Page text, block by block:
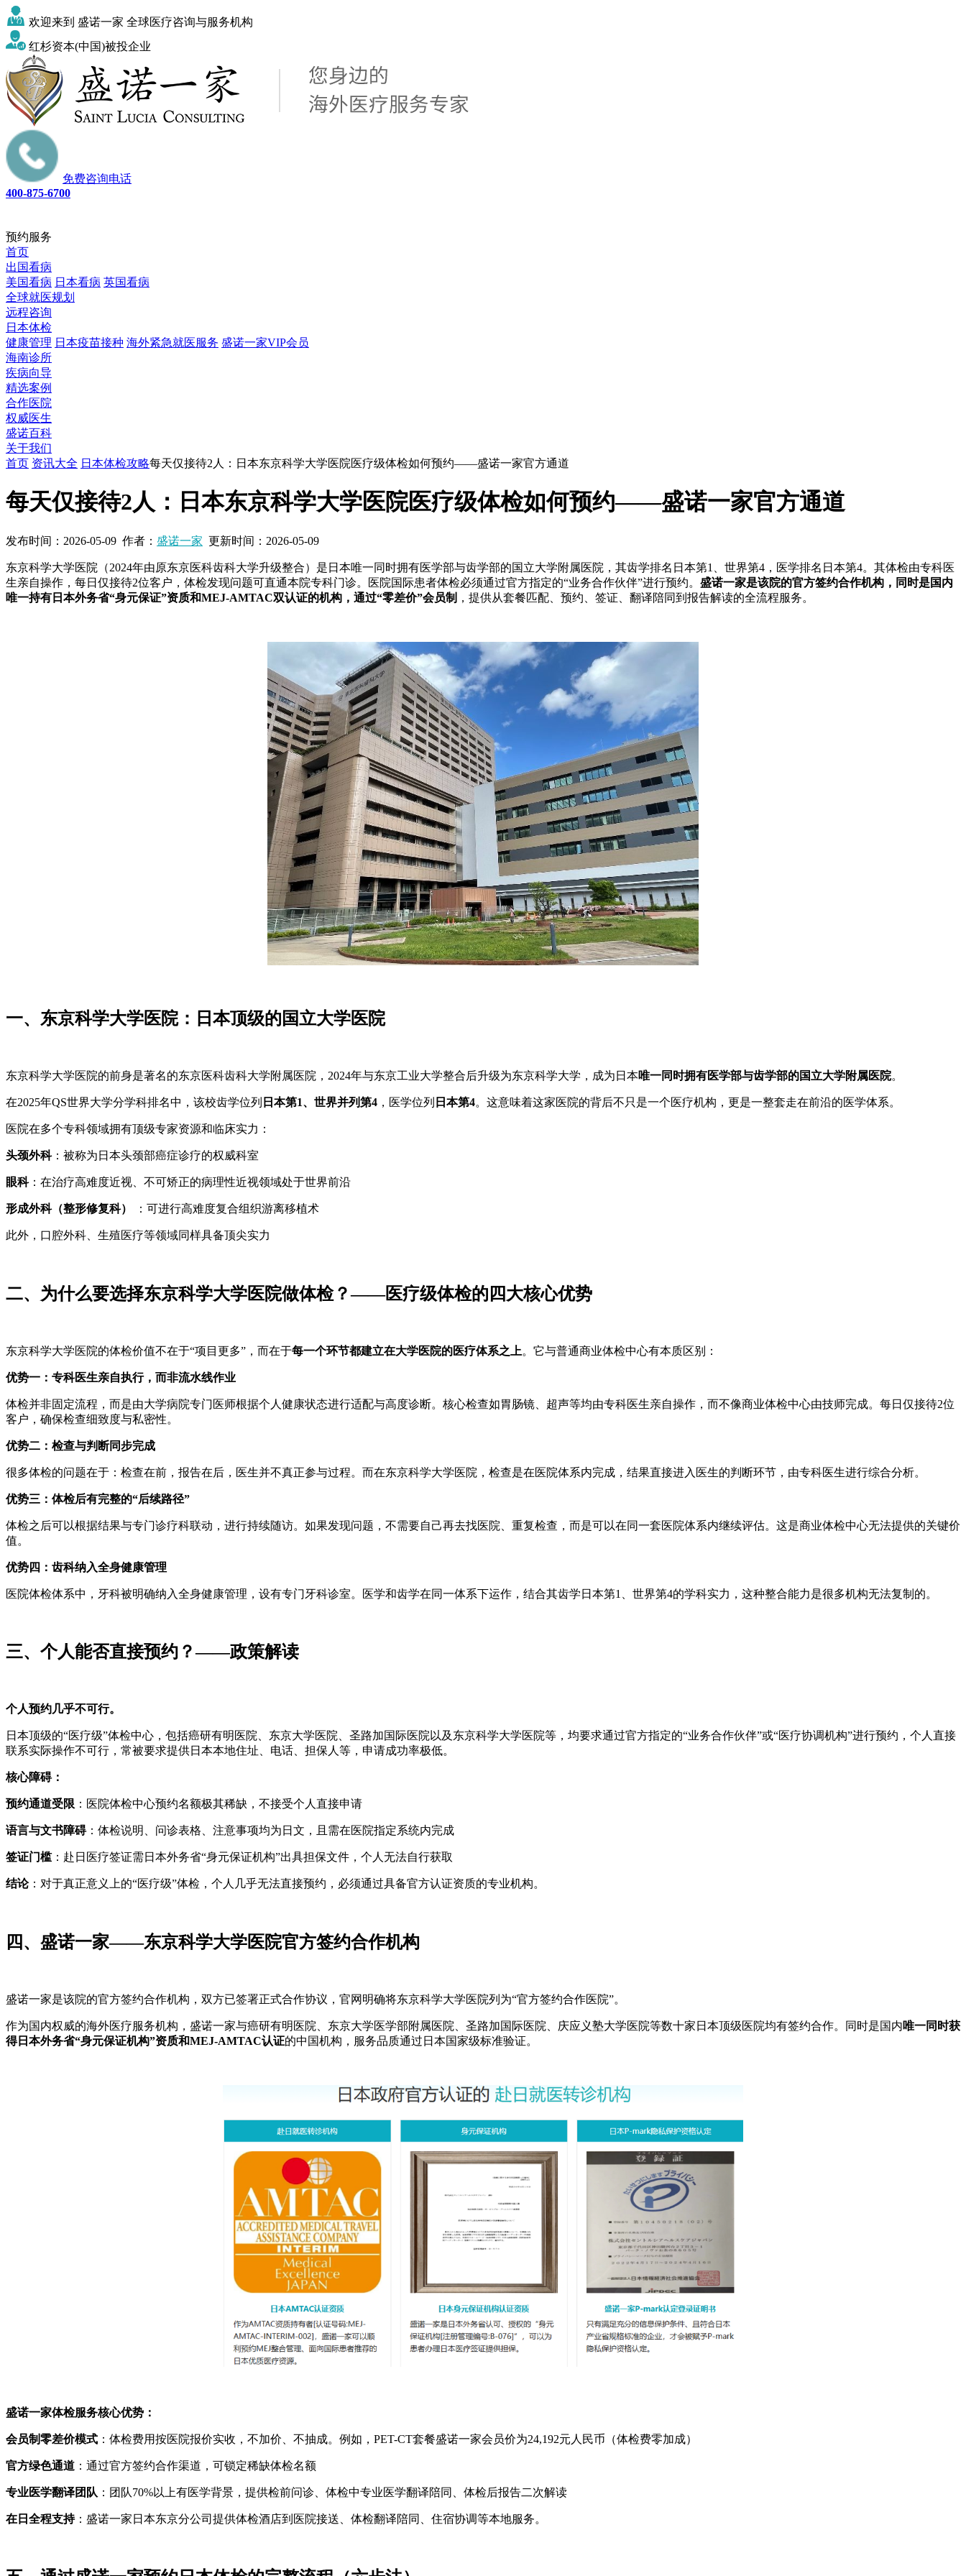
欢迎来到 盛诺一家 全球医疗咨询与服务机构
红杉资本(中国)被投企业
免费咨询电话
400-875-6700
预约服务
首页
出国看病
美国看病 日本看病 英国看病
全球就医规划
远程咨询
日本体检
健康管理 日本疫苗接种 海外紧急就医服务 盛诺一家VIP会员
海南诊所
疾病向导
精选案例
合作医院
权威医生
盛诺百科
关于我们
首页 资讯大全 日本体检攻略每天仅接待2人：日本东京科学大学医院医疗级体检如何预约——盛诺一家官方通道
每天仅接待2人：日本东京科学大学医院医疗级体检如何预约——盛诺一家官方通道
发布时间： 2026-05-09 作者： 盛诺一家 更新时间： 2026-05-09
东京科学大学医院（2024年由原东京医科齿科大学升级整合）是日本唯一同时拥有医学部与齿学部的国立大学附属医院，其齿学排名日本第1、世界第4，医学排名日本第4。其体检由专科医
生亲自操作，每日仅接待2位客户，体检发现问题可直通本院专科门诊。医院国际患者体检必须通过官方指定的“业务合作伙伴”进行预约。 盛诺一家是该院的官方签约合作机构，同时是国内
唯一持有日本外务省“身元保证”资质和MEJ-AMTAC双认证的机构，通过“零差价”会员制 ，提供从套餐匹配、预约、签证、翻译陪同到报告解读的全流程服务。
一、东京科学大学医院：日本顶级的国立大学医院
东京科学大学医院的前身是著名的东京医科齿科大学附属医院，2024年与东京工业大学整合后升级为东京科学大学，成为日本唯一同时拥有医学部与齿学部的国立大学附属医院。
在2025年QS世界大学分学科排名中，该校齿学位列 日本第1、世界并列第4 ，医学位列 日本第4。这意味着这家医院的背后不只是一个医疗机构，更是一整套走在前沿的医学体系。
医院在多个专科领域拥有顶级专家资源和临床实力：
头颈外科：被称为日本头颈部癌症诊疗的权威科室
眼科：在治疗高难度近视、不可矫正的病理性近视领域处于世界前沿
形成外科（整形修复科） ：可进行高难度复合组织游离移植术
此外，口腔外科、生殖医疗等领域同样具备顶尖实力
二、为什么要选择东京科学大学医院做体检？——医疗级体检的四大核心优势
东京科学大学医院的体检价值不在于“项目更多”，而在于每一个环节都建立在大学医院的医疗体系之上。它与普通商业体检中心有本质区别：
优势一：专科医生亲自执行，而非流水线作业
体检并非固定流程，而是由大学病院专门医师根据个人健康状态进行适配与高度诊断。核心检查如胃肠镜、超声等均由专科医生亲自操作，而不像商业体检中心由技师完成。每日仅接待2位
客户，确保检查细致度与私密性。
优势二：检查与判断同步完成
很多体检的问题在于：检查在前，报告在后，医生并不真正参与过程。而在东京科学大学医院，检查是在医院体系内完成，结果直接进入医生的判断环节，由专科医生进行综合分析。
优势三：体检后有完整的“后续路径”
体检之后可以根据结果与专门诊疗科联动，进行持续随访。如果发现问题，不需要自己再去找医院、重复检查，而是可以在同一套医院体系内继续评估。这是商业体检中心无法提供的关键价
值。
优势四：齿科纳入全身健康管理
医院体检体系中，牙科被明确纳入全身健康管理，设有专门牙科诊室。医学和齿学在同一体系下运作，结合其齿学日本第1、世界第4的学科实力，这种整合能力是很多机构无法复制的。
三、个人能否直接预约？——政策解读
个人预约几乎不可行。
日本顶级的“医疗级”体检中心，包括癌研有明医院、东京大学医院、圣路加国际医院以及东京科学大学医院等，均要求通过官方指定的“业务合作伙伴”或“医疗协调机构”进行预约，个人直接
联系实际操作不可行，常被要求提供日本本地住址、电话、担保人等，申请成功率极低。
核心障碍：
预约通道受限 ：医院体检中心预约名额极其稀缺，不接受个人直接申请
语言与文书障碍：体检说明、问诊表格、注意事项均为日文，且需在医院指定系统内完成
签证门槛：赴日医疗签证需日本外务省“身元保证机构”出具担保文件，个人无法自行获取
结论：对于真正意义上的“医疗级”体检，个人几乎无法直接预约，必须通过具备官方认证资质的专业机构。
四、盛诺一家——东京科学大学医院官方签约合作机构
盛诺一家是该院的官方签约合作机构，双方已签署正式合作协议，官网明确将东京科学大学医院列为“官方签约合作医院”。
作为国内权威的海外医疗服务机构，盛诺一家与癌研有明医院、东京大学医学部附属医院、圣路加国际医院、庆应义塾大学医院等数十家日本顶级医院均有签约合作。同时是国内唯一同时获
得日本外务省“身元保证机构”资质和MEJ-AMTAC认证的中国机构，服务品质通过日本国家级标准验证。
盛诺一家体检服务核心优势：
会员制零差价模式 ：体检费用按医院报价实收，不加价、不抽成。例如，PET-CT套餐盛诺一家会员价为24,192元人民币（体检费零加成）
官方绿色通道 ：通过官方签约合作渠道，可锁定稀缺体检名额
专业医学翻译团队 ：团队70%以上有医学背景，提供检前问诊、体检中专业医学翻译陪同、体检后报告二次解读
在日全程支持：盛诺一家日本东京分公司提供体检酒店到医院接送、体检翻译陪同、住宿协调等本地服务。